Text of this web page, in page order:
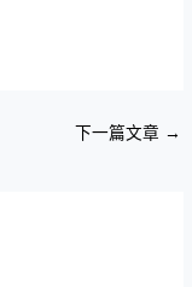
下一篇文章 →